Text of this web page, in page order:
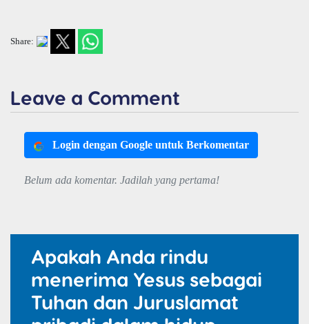
Share:
Leave a Comment
Login dengan Google untuk Berkomentar
Belum ada komentar. Jadilah yang pertama!
Apakah Anda rindu
menerima Yesus sebagai
Tuhan dan Juruslamat